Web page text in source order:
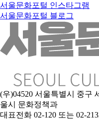
서울문화포털 인스타그램
서울문화포털 블로그
(우)04520 서울특별시 중구
울시 문화정책과
대표전화 02-120 또는 02-